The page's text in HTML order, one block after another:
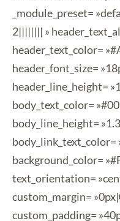
_module_preset=
2|||||||| »
header_text_color=
header_font_size=
header_line_height=
body_text_color=
body_line_height=
body_link_text_color=
background_color=
text_orientation=
custom_margin=
custom_padding=